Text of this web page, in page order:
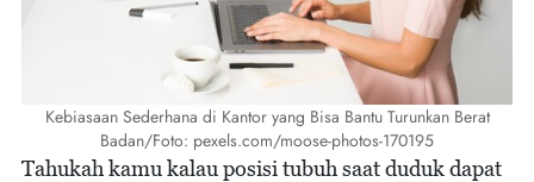
Kebiasaan Sederhana di Kantor yang Bisa Bantu Turunkan Berat
Badan/Foto: pexels.com/moose-photos-170195
Tahukah kamu kalau posisi tubuh saat duduk dapat